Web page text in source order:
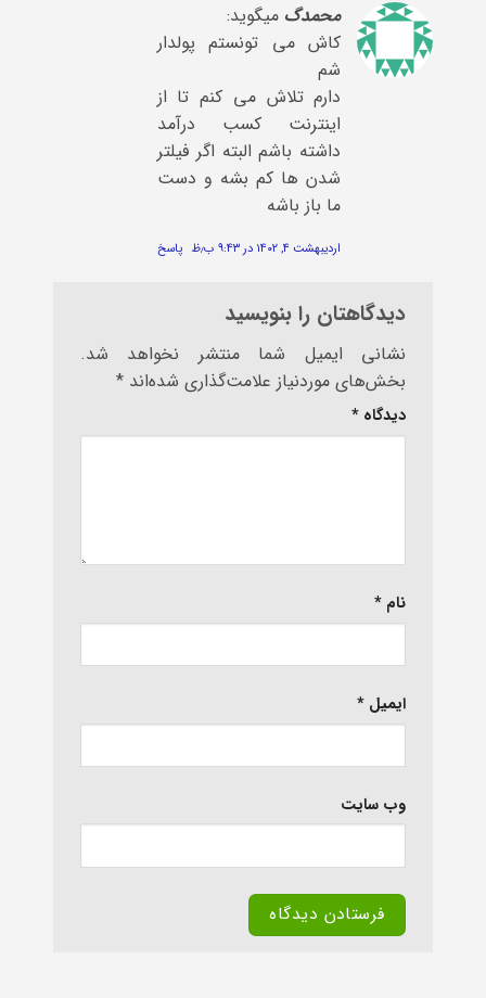
محمدگ میگوید:
کاش می تونستم پولدار
شم
دارم تلاش می کنم تا از
اینترنت کسب درآمد
داشته باشم البته اگر فیلتر
شدن ها کم بشه و دست
ما باز باشه
اردیبهشت ۴, ۱۴۰۲ در ۹:۴۳ ب٫ظ پاسخ
دیدگاهتان را بنویسید
نشانی ایمیل شما منتشر نخواهد شد.
بخش‌های موردنیاز علامت‌گذاری شده‌اند *
دیدگاه *
نام *
ایمیل *
وب‌ سایت